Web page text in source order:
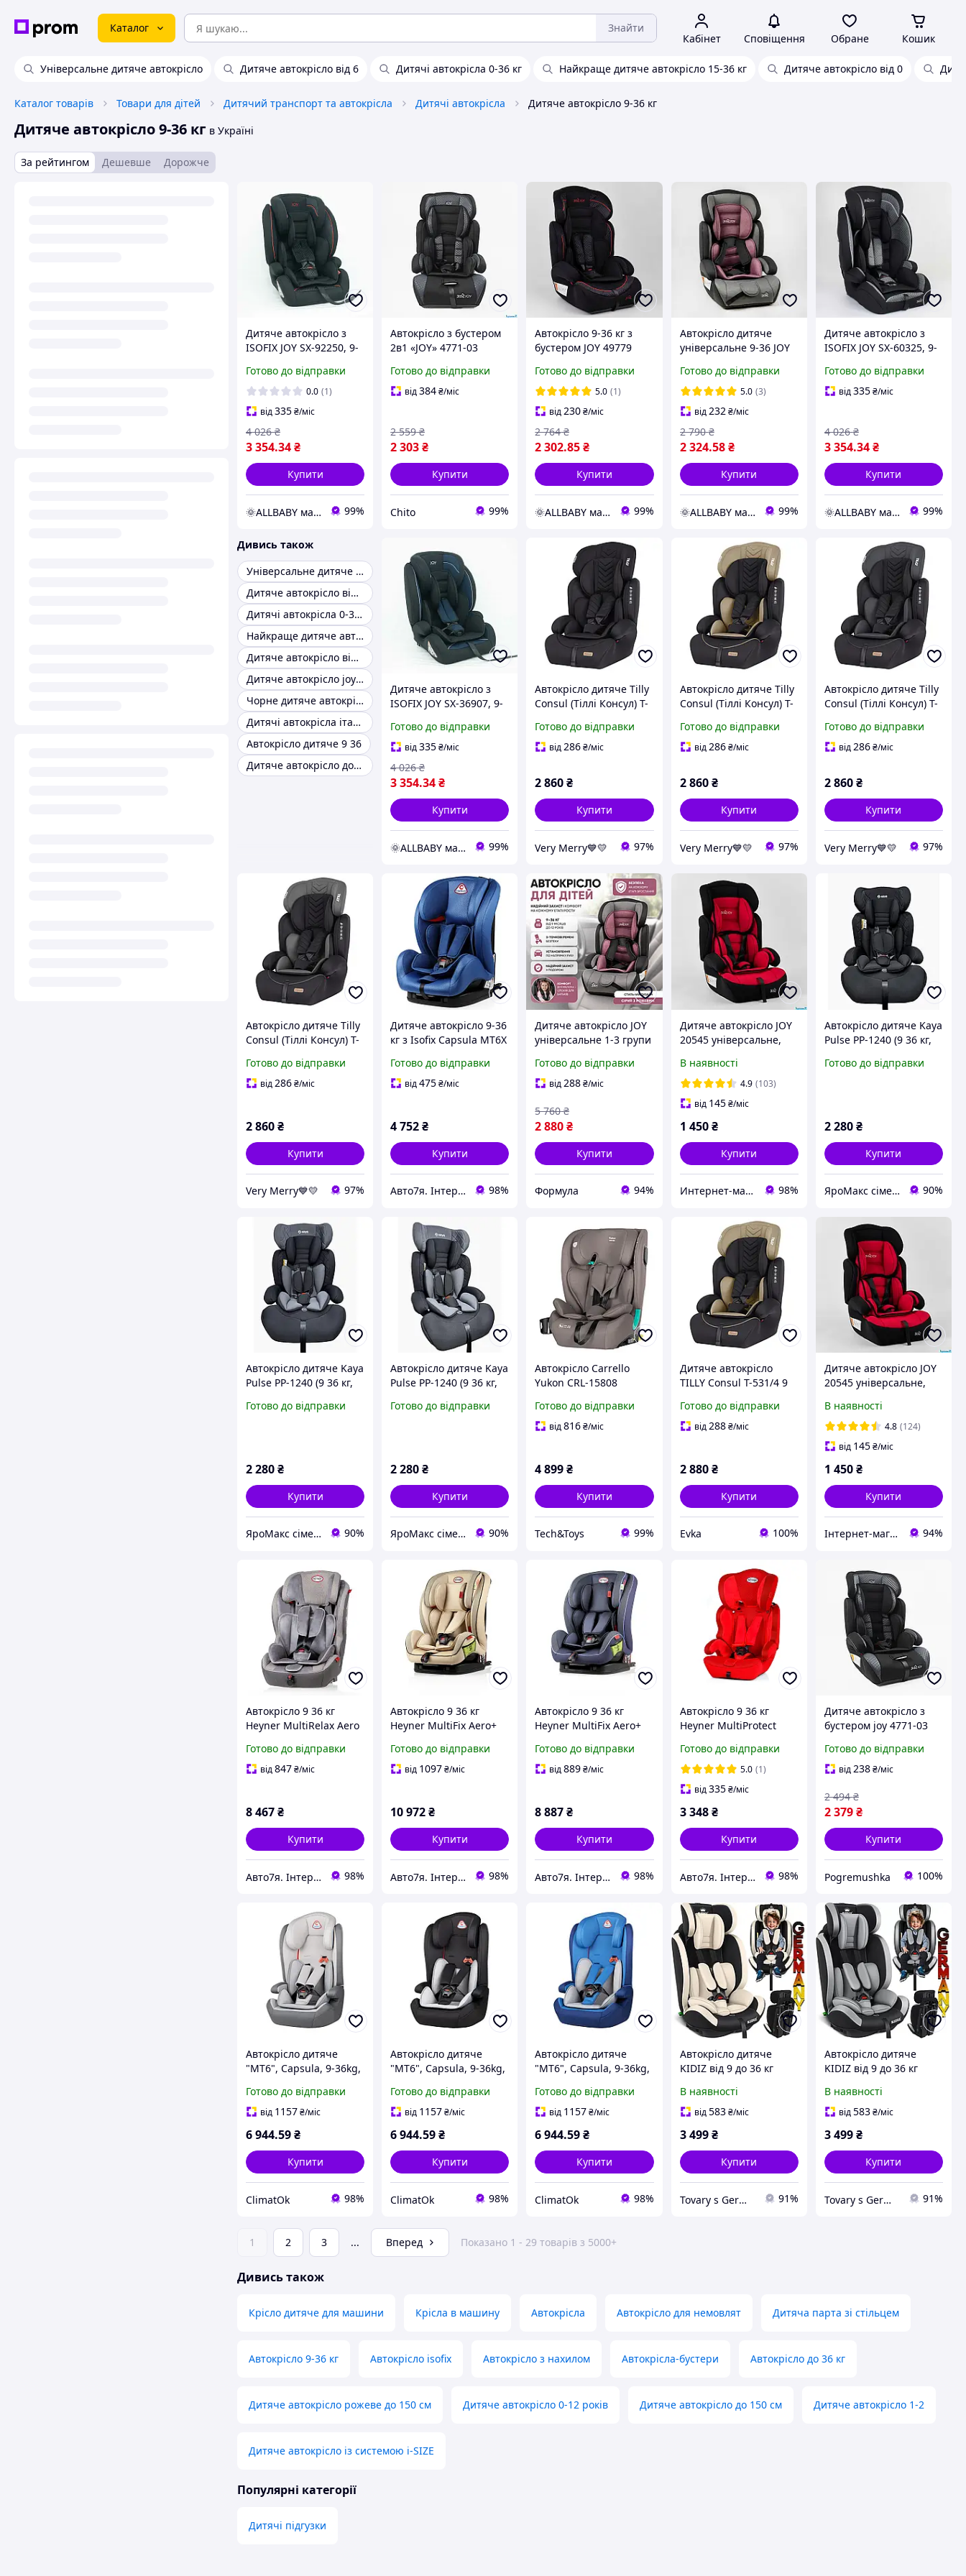
Каталог Знайти
Кабінет Сповіщення Обране Кошик
Універсальне дитяче автокрісло Дитяче автокрісло від 6 Дитячі автокрісла 0-36 кг Найкраще дитяче автокрісло 15-36 кг Дитяче автокрісло від 0
Каталог товарів Товари для дітей Дитячий транспорт та автокрісла Дитячі автокрісла Дитяче автокрісло 9-36 кг
Дитяче автокрісло 9-36 кг в Україні
За рейтингом Дешевше Дорожче
Дитяче автокрісло з
ISOFIX JOY SX-92250, 9-
група 1/2/3, ізофикс
Готово до відправки
0.0 (1)
від335₴/міс
3 354.34₴
4 026 ₴
Купити
🌞ALLBABY магазин товарів для дітей 99%
Автокрісло з бустером
2в1 «JOY» 4771-03
Готово до відправки
від384₴/міс
2 303₴
2 559 ₴
Купити
Chito 99%
Автокрісло 9-36 кг з
бустером JOY 49779
група 1/2/3
Готово до відправки
5.0 (1)
від230₴/міс
2 302.85₴
2 764 ₴
Купити
🌞ALLBABY магазин товарів для дітей 99%
Автокрісло дитяче
універсальне 9-36 JOY
група 1/2/3, вага
дитини 9-36 кг
Готово до відправки
5.0 (3)
від232 ₴/міс
2 324.58 ₴
2 790 ₴
Купити
🌞ALLBABY магазин товарів для дітей 99%
Дитяче автокрісло з
ISOFIX JOY SX-60325, 9-
група 1/2/3, ізофикс
Готово до відправки
від335₴/міс
3 354.34₴
4 026 ₴
Купити
🌞ALLBABY магазин товарів для дітей 99%
Дивись також
Універсальне дитяче автокрісло
Дитяче автокрісло від 6
Дитячі автокрісла 0-36 кг
Найкраще дитяче автокрісло 15-36 кг
Дитяче автокрісло від 0
Дитяче автокрісло joy 9-36 кг
Чорне дитяче автокрісло
Дитячі автокрісла італія
Автокрісло дитяче 9 36
Дитяче автокрісло до 25 кг
Дитяче автокрісло з
ISOFIX JOY SX-36907, 9-
група 1/2/3, ізофикс
Готово до відправки
від335₴/міс
3 354.34₴
4 026 ₴
Купити
🌞ALLBABY магазин товарів для дітей 99%
Автокрісло дитяче Tilly
Consul (Тіллі Консул) T-
колір) від 9 до 36 кг
Готово до відправки
від286₴/міс
2 860₴
Купити
Very Merry💙💛 97%
Автокрісло дитяче Tilly
Consul (Тіллі Консул) T-
колір) від 9 до 36 кг
Готово до відправки
від286 ₴/міс
2 860 ₴
Купити
Very Merry💙💛 97%
Автокрісло дитяче Tilly
Consul (Тіллі Консул) T-
колір) від 9 до 36 кг
Готово до відправки
від286₴/міс
2 860₴
Купити
Very Merry💙💛 97%
Автокрісло дитяче Tilly
Consul (Тіллі Консул) T-
сірий колір) від 9 до 36
кг
Готово до відправки
від 286₴/міс
2 860₴
Купити
Very Merry💙💛 97%
Дитяче автокрісло 9-36
кг з Isofix Capsula MT6X
кольору
Готово до відправки
від475₴/міс
4 752₴
Купити
Авто7я. Інтернет-магазин автотоварів avto7ya.com.ua 98%
Дитяче автокрісло JOY
універсальне 1-3 групи
перевезення 9-36 кг з
триточковим ременем
Готово до відправки
від288₴/міс
2 880₴
5 760 ₴
Купити
Формула 94%
Дитяче автокрісло JOY
20545 універсальне,
дитини від 9-36 кг
В наявності
4.9 (103)
від 145 ₴/міс
1 450 ₴
Купити
Интернет-магазин Dendis 98%
Автокрісло дитяче Kaya
Pulse PP-1240 (9 36 кг,
Melange Black
Готово до відправки
2 280₴
Купити
ЯроМакс сімейний магазин 90%
Автокрісло дитяче Kaya
Pulse PP-1240 (9 36 кг,
Graphite Blend
Готово до відправки
2 280₴
Купити
ЯроМакс сімейний магазин 90%
Автокрісло дитяче Kaya
Pulse PP-1240 (9 36 кг,
Iron Shade
Готово до відправки
2 280₴
Купити
ЯроМакс сімейний магазин 90%
Автокрісло Carrello
Yukon CRL-15808
9-36 кг, ISOFIX,
можлива оплата
Готово до відправки
від816₴/міс
4 899₴
Купити
Tech&Toys 99%
Дитяче автокрісло
TILLY Consul T-531/4 9
регульований
підголівник і боковий
Готово до відправки
від288 ₴/міс
2 880 ₴
Купити
Evka 100%
Дитяче автокрісло JOY
20545 універсальне,
дитини від 9-36 кг
В наявності
4.8 (124)
від 145₴/міс
1 450₴
Купити
Інтернет-магазин Kids 94%
Автокрісло 9 36 кг
Heyner MultiRelax Aero
Готово до відправки
від847₴/міс
8 467₴
Купити
Авто7я. Інтернет-магазин автотоварів avto7ya.com.ua 98%
Автокрісло 9 36 кг
Heyner MultiFix Aero+
Готово до відправки
від 1097₴/міс
10 972₴
Купити
Авто7я. Інтернет-магазин автотоварів avto7ya.com.ua 98%
Автокрісло 9 36 кг
Heyner MultiFix Aero+
Готово до відправки
від889₴/міс
8 887₴
Купити
Авто7я. Інтернет-магазин автотоварів avto7ya.com.ua 98%
Автокрісло 9 36 кг
Heyner MultiProtect
300
Готово до відправки
5.0 (1)
від335 ₴/міс
3 348 ₴
Купити
Авто7я. Інтернет-магазин автотоварів avto7ya.com.ua 98%
Дитяче автокрісло з
бустером joy 4771-03
років, 9-36 кг)
Готово до відправки
від238₴/міс
2 379₴
2 494 ₴
Купити
Pogremushka 100%
Автокрісло дитяче
"MT6", Capsula, 9-36kg,
771020
Готово до відправки
від 1157₴/міс
6 944.59₴
Купити
ClimatOk 98%
Автокрісло дитяче
"MT6", Capsula, 9-36kg,
771010
Готово до відправки
від 1157₴/міс
6 944.59₴
Купити
ClimatOk 98%
Автокрісло дитяче
"MT6", Capsula, 9-36kg,
771040
Готово до відправки
від 1157₴/міс
6 944.59₴
Купити
ClimatOk 98%
Автокрісло дитяче
KIDIZ від 9 до 36 кг
Німеччина
В наявності
від583 ₴/міс
3 499 ₴
Купити
Tovary s Germanii 91%
Автокрісло дитяче
KIDIZ від 9 до 36 кг
В наявності
від583₴/міс
3 499₴
Купити
Tovary s Germanii 91%
1 2 3 ... Вперед Показано 1 - 29 товарів з 5000+
Дивись також
Крісло дитяче для машини Крісла в машину Автокрісла Автокрісло для немовлят Дитяча парта зі стільцем
Автокрісло 9-36 кг Автокрісло isofix Автокрісло з нахилом Автокрісла-бустери Автокрісло до 36 кг
Дитяче автокрісло рожеве до 150 см Дитяче автокрісло 0-12 років Дитяче автокрісло до 150 см Дитяче автокрісло 1-2
Дитяче автокрісло із системою i-SIZE
Популярні категорії
Дитячі підгузки